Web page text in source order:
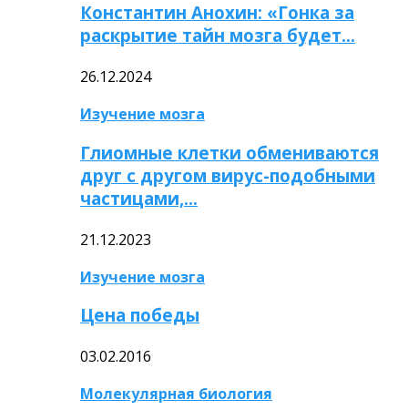
Константин Анохин: «Гонка за
раскрытие тайн мозга будет…
26.12.2024
Изучение мозга
Глиомные клетки обмениваются
друг с другом вирус-подобными
частицами,…
21.12.2023
Изучение мозга
Цена победы
03.02.2016
Молекулярная биология